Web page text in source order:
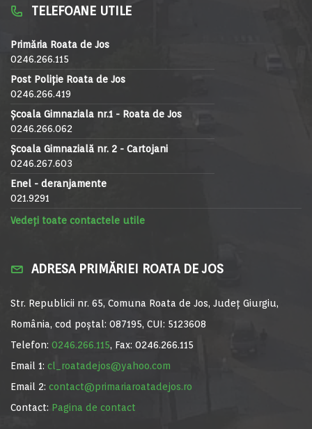
TELEFOANE UTILE
Primăria Roata de Jos
0246.266.115
Post Poliție Roata de Jos
0246.266.419
Școala Gimnaziala nr.1 - Roata de Jos
0246.266.062
Școala Gimnazială nr. 2 - Cartojani
0246.267.603
Enel - deranjamente
021.9291
Vedeți toate contactele utile
ADRESA PRIMĂRIEI ROATA DE JOS
Str. Republicii nr. 65, Comuna Roata de Jos, Județ Giurgiu,
România, cod poștal: 087195, CUI: 5123608
Telefon: 0246.266.115, Fax: 0246.266.115
Email 1: cl_roatadejos@yahoo.com
Email 2: contact@primariaroatadejos.ro
Contact: Pagina de contact